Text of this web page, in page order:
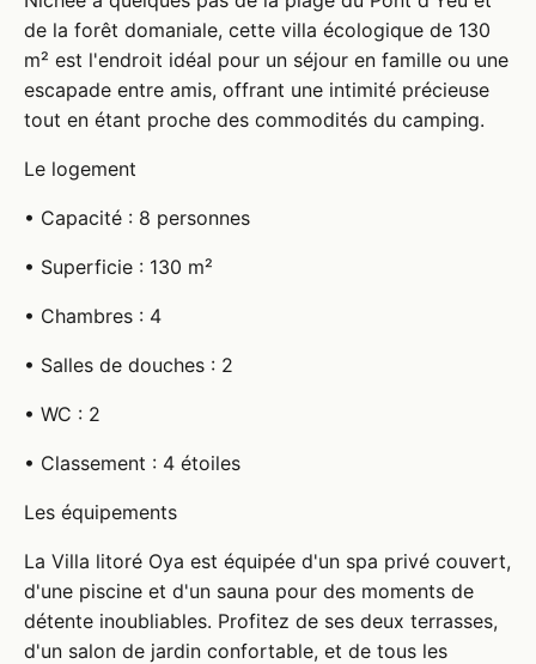
de la forêt domaniale, cette villa écologique de 130
m² est l'endroit idéal pour un séjour en famille ou une
escapade entre amis, offrant une intimité précieuse
tout en étant proche des commodités du camping.
Le logement
• Capacité : 8 personnes
• Superficie : 130 m²
• Chambres : 4
• Salles de douches : 2
• WC : 2
• Classement : 4 étoiles
Les équipements
La Villa litoré Oya est équipée d'un spa privé couvert,
d'une piscine et d'un sauna pour des moments de
détente inoubliables. Profitez de ses deux terrasses,
d'un salon de jardin confortable, et de tous les